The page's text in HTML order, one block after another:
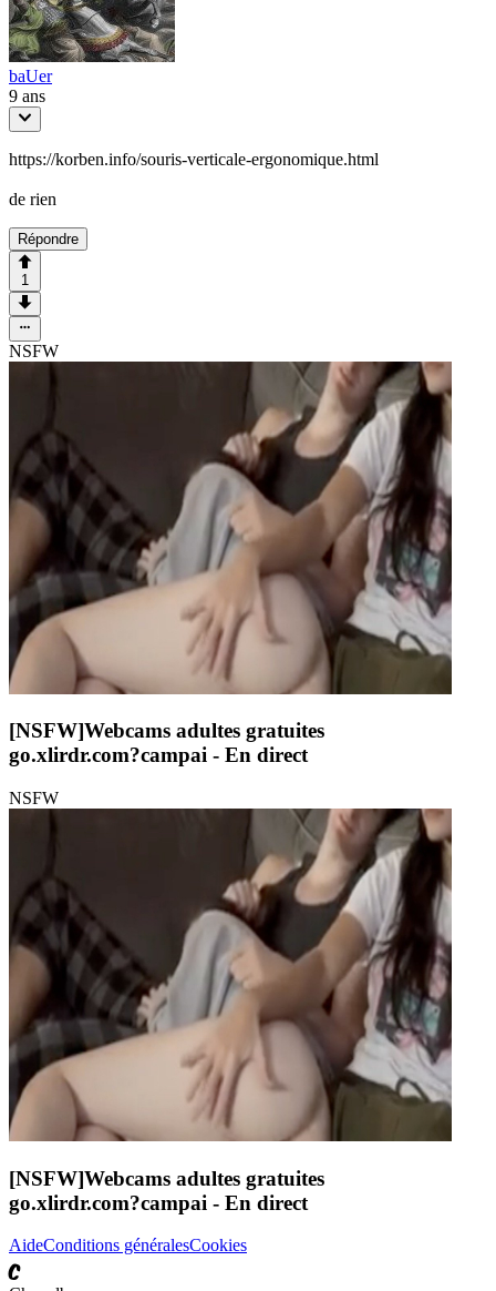
baUer
9 ans
https://korben.info/souris-verticale-ergonomique.html
de rien
Répondre
1
NSFW
[NSFW]Webcams adultes gratuites
go.xlirdr.com?campai - En direct
NSFW
[NSFW]Webcams adultes gratuites
go.xlirdr.com?campai - En direct
AideConditions généralesCookies
C